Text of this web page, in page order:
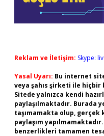
Reklam ve İletişim: Skype:
Yasal Uyarı: Bu internet
veya şahıs şirketi ile hiçbir
Sitede yalnızca kendi
paylaşılmaktadır. Burada
taşımamakta olup, gerçek
paylaşım
benzerlikleri tamamen